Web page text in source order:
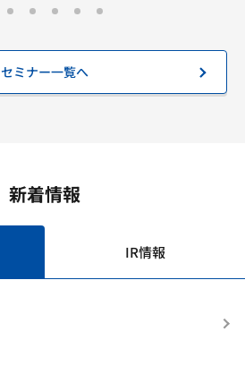
セミナー一覧へ
新着情報
IR情報